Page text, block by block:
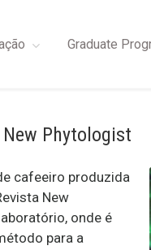
Graduate
Phytologist
cafeeiro produzida
New
onde é
para a